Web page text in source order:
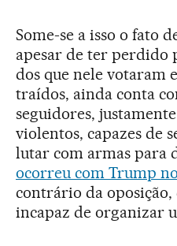
Some-se a isso o fato
apesar de ter perdido
dos que nele votaram
traídos, ainda conta
seguidores,
violentos, capazes de
lutar com armas para
ocorreu com Trump
contrário da oposição,
incapaz de organizar